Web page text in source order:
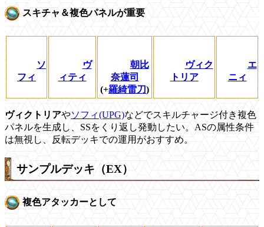
スキチャ＆複色パネルが重要
ソ
フィ
ヴ
ィティ
朝比
奈蓮司
(+羅綺雷刀)
ヴィク
トリア
エ
ニィ
ヴィクトリアやソフィ(UPG)などでスキルチャージ付き複色
パネルを生成し、SSをくり返し発動したい。ASの属性条件
は無視し、反転デッキでの運用がおすすめ。
サンプルデッキ（EX）
複色アタッカーとして